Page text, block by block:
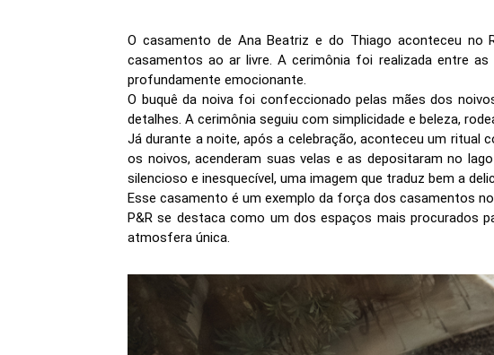
O casamento de Ana Beatriz e do Thiago aconteceu no
casamentos ao ar livre. A cerimônia foi realizada entre
profundamente emocionante.
O buquê da noiva foi confeccionado pelas mães dos
detalhes. A cerimônia seguiu com simplicidade e beleza,
Já durante a noite, após a celebração, aconteceu um ritual
os noivos, acenderam suas velas e as depositaram no
silencioso e inesquecível, uma imagem que traduz bem a
Esse casamento é um exemplo da força dos casamentos
P&R se destaca como um dos espaços mais procurados
atmosfera única.